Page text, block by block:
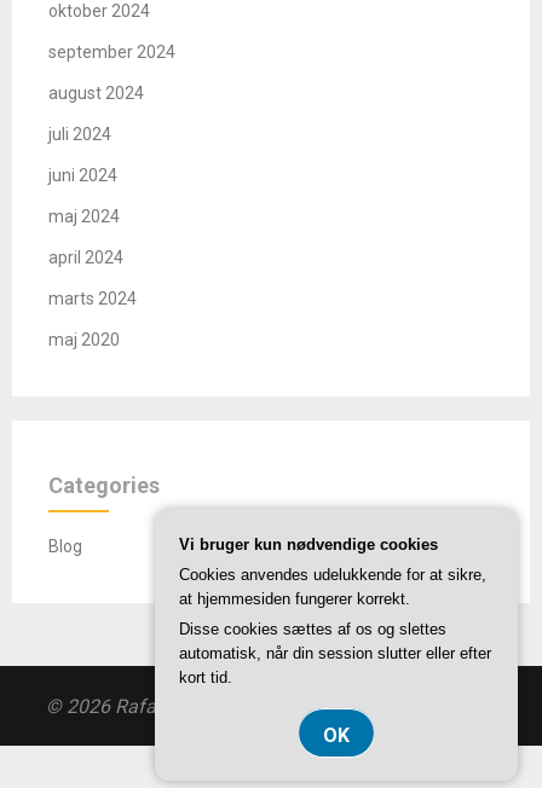
oktober 2024
september 2024
august 2024
juli 2024
juni 2024
maj 2024
april 2024
marts 2024
maj 2020
Categories
Blog
© 2026 Rafaelcenteret.dk | Theme by
CVR 374 077 39
Vi bruger kun nødvendige cookies
Cookies anvendes udelukkende for at sikre,
at hjemmesiden fungerer korrekt.
Disse cookies sættes af os og slettes
automatisk, når din session slutter eller efter
kort tid.
OK